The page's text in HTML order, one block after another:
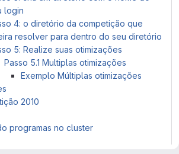
login
4: o diretório da competição que
resolver para dentro do seu diretório
5: Realize suas otimizações
Passo 5.1 Multiplas otimizações
Exemplo Múltiplas otimizações
2010
programas no cluster